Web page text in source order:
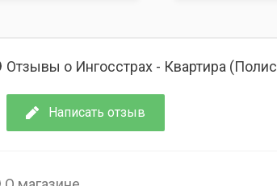
Отзывы о Ингосстрах - Квартира
Написать отзыв